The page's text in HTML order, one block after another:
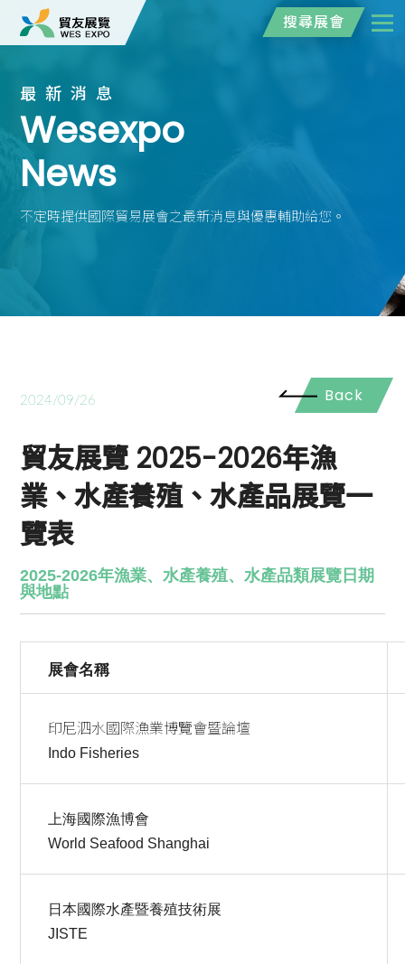
搜尋展會
最新消息
Wesexpo
News
不定時提供國際貿易展會之最新消息與優惠輔助給您。
Back
2024/09/26
貿友展覽 2025-2026年漁
業、水產養殖、水產品展覽一
覽表
2025-2026年漁業、水產養殖、水產品類展覽日期
與地點
展會名稱
印尼泗水國際漁業博覽會暨論壇
Indo Fisheries
上海國際漁博會
World Seafood Shanghai
日本國際水產暨養殖技術展
JISTE